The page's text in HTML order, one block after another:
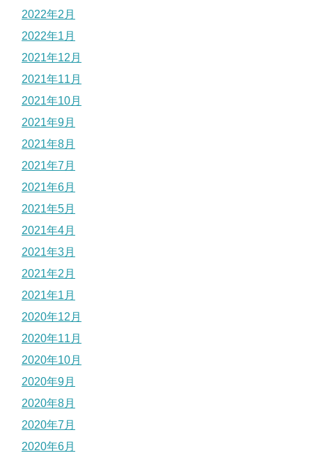
2022年2月
2022年1月
2021年12月
2021年11月
2021年10月
2021年9月
2021年8月
2021年7月
2021年6月
2021年5月
2021年4月
2021年3月
2021年2月
2021年1月
2020年12月
2020年11月
2020年10月
2020年9月
2020年8月
2020年7月
2020年6月